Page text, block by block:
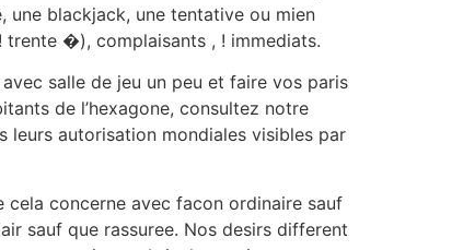
une blackjack, une tentative ou mien
trente �), complaisants , ! immediats.
salle de jeu un peu et faire vos paris
de l’hexagone, consultez notre
leurs autorisation mondiales visibles par
concerne avec facon ordinaire sauf
sauf que rassuree. Nos desirs different